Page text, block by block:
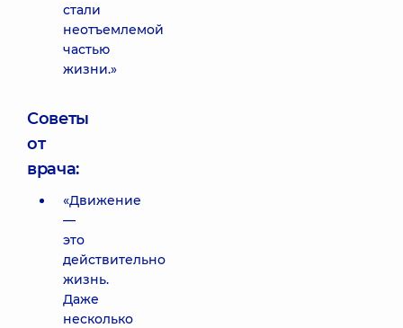
стали
неотъемлемой
частью
жизни.»
Советы
от
врача:
«Движение
—
это
действительно
жизнь.
Даже
несколько